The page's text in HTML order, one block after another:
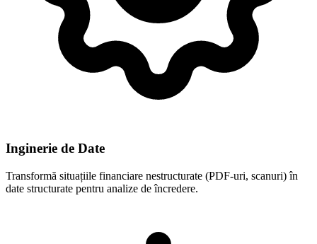
Inginerie de Date
Transformă situațiile financiare nestructurate (PDF-uri, scanuri) în
date structurate pentru analize de încredere.